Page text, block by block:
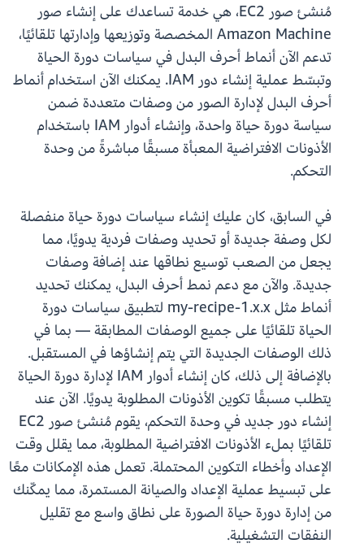
مُنشئ صور EC2، هي خدمة تساعدك على إنشاء صور
Amazon Machine المخصصة وتوزيعها وإدارتها تلقائيًا،
تدعم الآن أنماط أحرف البدل في سياسات دورة الحياة
وتبسّط عملية إنشاء دور IAM. يمكنك الآن استخدام أنماط
أحرف البدل لإدارة الصور من وصفات متعددة ضمن
سياسة دورة حياة واحدة، وإنشاء أدوار IAM باستخدام
الأذونات الافتراضية المعبأة مسبقًا مباشرةً من وحدة
التحكم.
في السابق، كان عليك إنشاء سياسات دورة حياة منفصلة
لكل وصفة جديدة أو تحديد وصفات فردية يدويًا، مما
يجعل من الصعب توسيع نطاقها عند إضافة وصفات
جديدة. والآن مع دعم نمط أحرف البدل، يمكنك تحديد
أنماط مثل my-recipe-1.x.x لتطبيق سياسات دورة
الحياة تلقائيًا على جميع الوصفات المطابقة — بما في
ذلك الوصفات الجديدة التي يتم إنشاؤها في المستقبل.
بالإضافة إلى ذلك، كان إنشاء أدوار IAM لإدارة دورة الحياة
يتطلب مسبقًا تكوين الأذونات المطلوبة يدويًا. الآن عند
إنشاء دور جديد في وحدة التحكم، يقوم مُنشئ صور EC2
تلقائيًا بملء الأذونات الافتراضية المطلوبة، مما يقلل وقت
الإعداد وأخطاء التكوين المحتملة. تعمل هذه الإمكانات معًا
على تبسيط عملية الإعداد والصيانة المستمرة، مما يمكّنك
من إدارة دورة حياة الصورة على نطاق واسع مع تقليل
النفقات التشغيلية.